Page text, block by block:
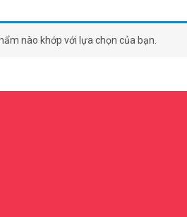
nào khớp với lựa chọn của bạn.